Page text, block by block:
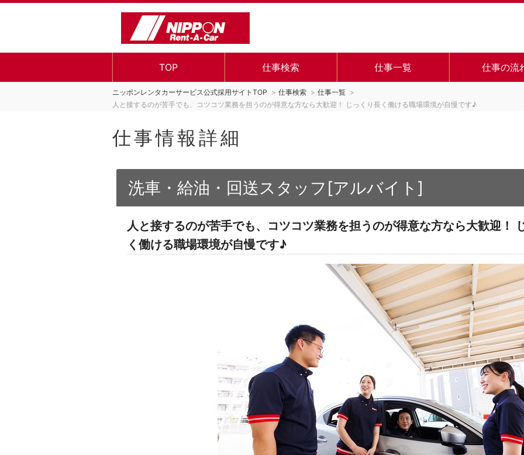
TOP 仕事検索 仕事一覧 仕事の流
ニッポンレンタカーサービス公式採用サイトTOP 仕事検索
仕事一覧
人と接するのが苦手でも、コツコツ業務を担うのが得意な方なら大歓迎！ じっくり長く働ける職場環境が自慢です♪
仕事情報詳細
洗車・給油・回送スタッフ[アルバイト]
人と接するのが苦手でも、コツコツ業務を担うのが得意な方なら大歓迎！
く働ける職場環境が自慢です♪